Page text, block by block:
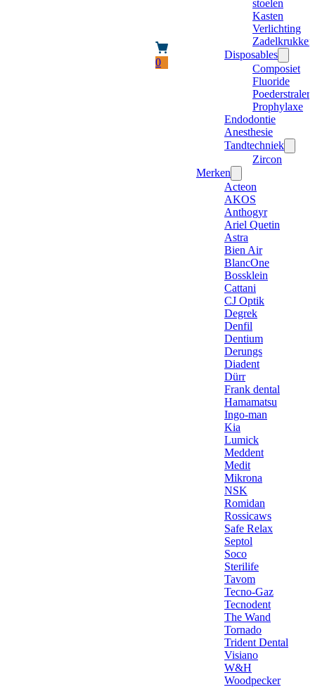
0
stoelen
Kasten
Verlichting
Zadelkrukken
Disposables
Composiet
Fluoride
Poederstraler
Prophylaxe
Endodontie
Anesthesie
Tandtechniek
Zircon
Merken
Acteon
AKOS
Anthogyr
Ariel Quetin
Astra
Bien Air
BlancOne
Bossklein
Cattani
CJ Optik
Degrek
Denfil
Dentium
Derungs
Diadent
Dürr
Frank dental
Hamamatsu
Ingo-man
Kia
Lumick
Meddent
Medit
Mikrona
NSK
Romidan
Rossicaws
Safe Relax
Septol
Soco
Sterilife
Tavom
Tecno-Gaz
Tecnodent
The Wand
Tornado
Trident Dental
Visiano
W&H
Woodpecker